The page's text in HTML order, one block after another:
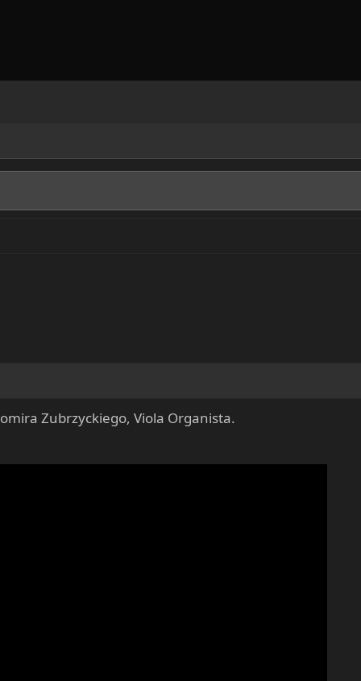
Zubrzyckiego, Viola Organista.